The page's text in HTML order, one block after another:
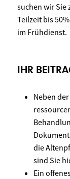
suchen wir
Teilzeit bis
im Frühdienst.
IHR
Neben
die
sind Sie
Ein